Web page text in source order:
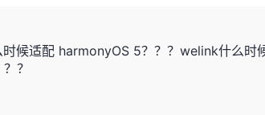
候适配 harmonyOS 5？？？welink什么
？